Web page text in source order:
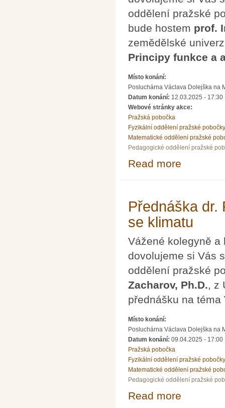
oddělení pražské
bude hostem prof.
zemědělské
Principy funkce a
Místo konání:
Posluchárna Václava Dolejška na
Datum konání: 12.03.2025 - 17:30
Webové stránky akce:
Pražská pobočka
Fyzikální oddělení pražské pobočky
Matematické oddělení pražské
Pedagogické oddělení pražské
Read more
Přednáška dr.
se klimatu
Vážené kolegyně a
dovolujeme si Vás
oddělení pražské
Zacharov, Ph.D., z
přednášku na téma
Místo konání:
Posluchárna Václava Dolejška na
Datum konání: 09.04.2025 - 17:00
Pražská pobočka
Fyzikální oddělení pražské pobočky
Matematické oddělení pražské
Pedagogické oddělení pražské
Read more